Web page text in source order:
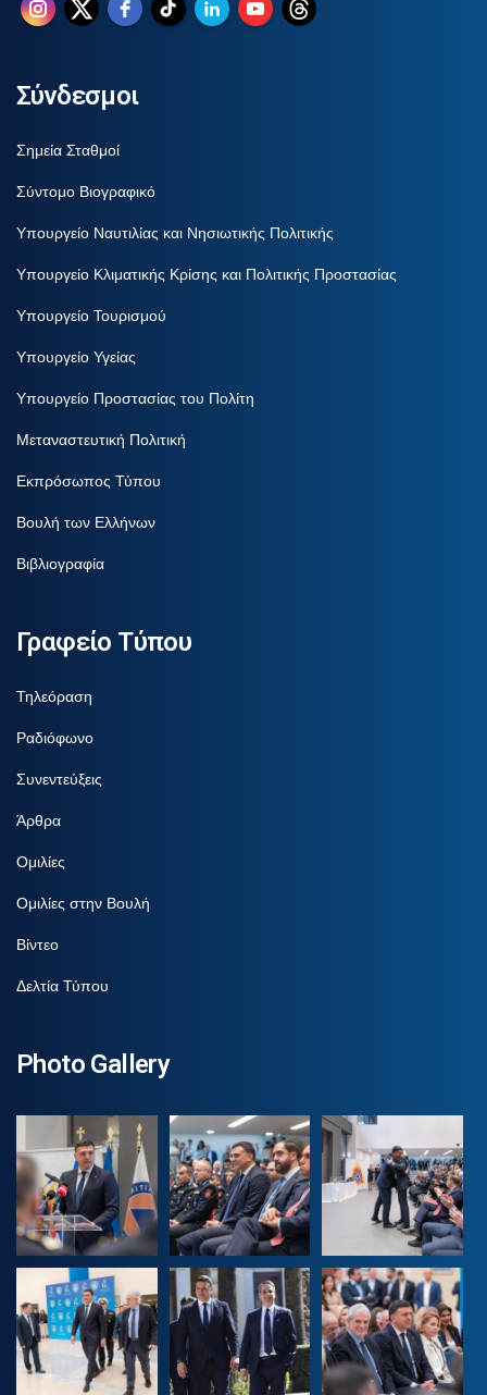
Σύνδεσμοι
Σημεία Σταθμοί
Σύντομο Βιογραφικό
Υπουργείο Ναυτιλίας και Νησιωτικής Πολιτικής
Υπουργείο Κλιματικής Κρίσης και Πολιτικής Προστασίας
Υπουργείο Τουρισμού
Υπουργείο Υγείας
Υπουργείο Προστασίας του Πολίτη
Μεταναστευτική Πολιτική
Εκπρόσωπος Τύπου
Βουλή των Ελλήνων
Βιβλιογραφία
Γραφείο Τύπου
Τηλεόραση
Ραδιόφωνο
Συνεντεύξεις
Άρθρα
Ομιλίες
Ομιλίες στην Βουλή
Βίντεο
Δελτία Τύπου
Photo Gallery